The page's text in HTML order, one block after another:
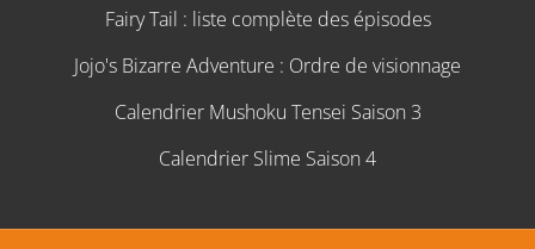
Fairy Tail : liste complète des épisodes
Jojo's Bizarre Adventure : Ordre de visionnage
Calendrier Mushoku Tensei Saison 3
Calendrier Slime Saison 4